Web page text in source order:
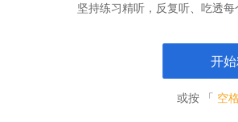
坚持练习精听，反复听、吃透
开
或按 「 空